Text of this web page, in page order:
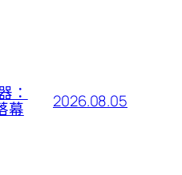
：
幕 2026.08.05